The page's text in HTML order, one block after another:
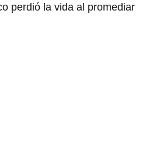
perdió la vida al promediar